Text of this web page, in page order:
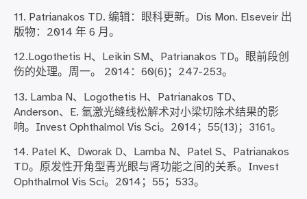
11. Patrianakos TD. 编辑：眼科更新。Dis Mon. Elseveir 出
版物：2014 年 6 月。
12.Logothetis H、Leikin SM、Patrianakos TD。眼前段创
伤的处理。周一。 2014：60(6)；247-253。
13. Lamba N、Logothetis H、Patrianakos TD、
Anderson、E. 氩激光缝线松解术对小梁切除术结果的影
响。Invest Ophthalmol Vis Sci。2014；55(13)；3161。
14. Patel K、Dworak D、Lamba N、Patel S、Patrianakos
TD。原发性开角型青光眼与肾功能之间的关系。Invest
Ophthalmol Vis Sci。2014；55；533。